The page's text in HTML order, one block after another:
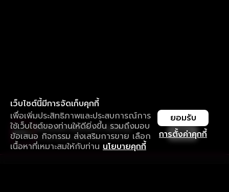
เว็บไซต์นี้มีการจัดเก็บคุกกี้
เพื่อเพิ่มประสิทธิภาพและประสบการณ์การ
ใช้เว็บไซต์ของท่านให้ดียิ่งขึ้น รวมถึงมอบ
ข้อเสนอ กิจกรรม ส่งเสริมการขาย เลือก
เนื้อหาที่เหมาะสมให้กับท่าน นโยบายคุกกี้
การตั้งค่าคุกกี้
ยอมรับ
ใช้งานแอป ลื่นไหลกว่า ไม่มีสะดุด
ดาวน์โหลดแอปเพื่อการรับชมที่ดีกว่า เปิด